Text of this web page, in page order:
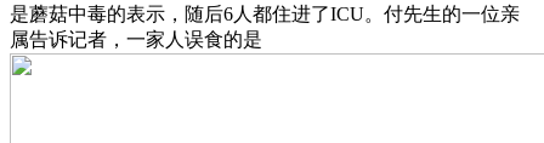
是蘑菇中毒的表示，随后6人都住进了ICU。付先生的一位亲
属告诉记者，一家人误食的是